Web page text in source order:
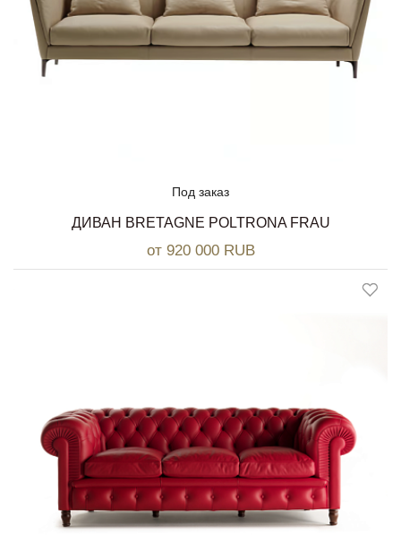
Под заказ
ДИВАН BRETAGNE POLTRONA FRAU
от 920 000 RUB